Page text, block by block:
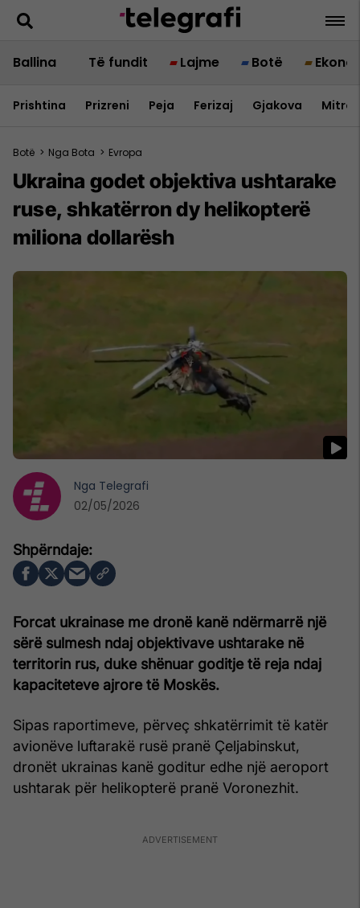
Ballina Të fundit Lajme Botë
Prishtina Prizreni Peja Ferizaj Gjakova
Botë > Nga Bota > Evropa
Ukraina godet objektiva ushtarake
ruse, shkatërron dy helikopterë
miliona dollarësh
Forcat ukrainase me dronë kanë ndërmarrë një
sërë sulmesh ndaj objektivave ushtarake në
territorin rus, duke shënuar goditje të reja ndaj
kapaciteteve ajrore të Moskës.
Sipas raportimeve, përveç shkatërrimit të katër
avionëve luftarakë rusë pranë Çeljabinskut,
dronët ukrainas kanë goditur edhe një aeroport
ushtarak për helikopterë pranë Voronezhit.
Nga Telegrafi
02/05/2026